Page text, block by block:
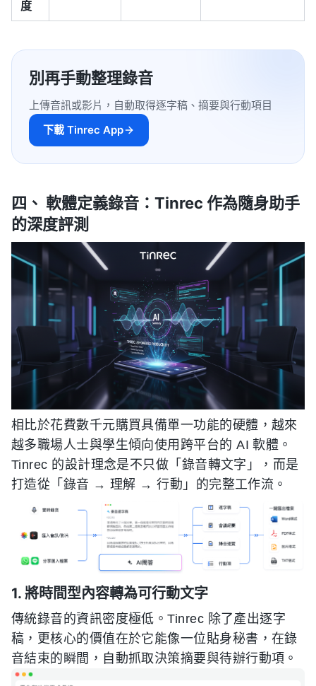
度
別再手動整理錄音
上傳音訊或影片，自動取得逐字稿、摘要與行動項目
下載 Tinrec App
四、 軟體定義錄音：Tinrec 作為隨身助手
的深度評測
相比於花費數千元購買具備單一功能的硬體，越來
越多職場人士與學生傾向使用跨平台的 AI 軟體。
Tinrec 的設計理念是不只做「錄音轉文字」，而是
打造從「錄音 → 理解 → 行動」的完整工作流。
1. 將時間型內容轉為可行動文字
傳統錄音的資訊密度極低。Tinrec 除了產出逐字
稿，更核心的價值在於它能像一位貼身秘書，在錄
音結束的瞬間，自動抓取決策摘要與待辦行動項。